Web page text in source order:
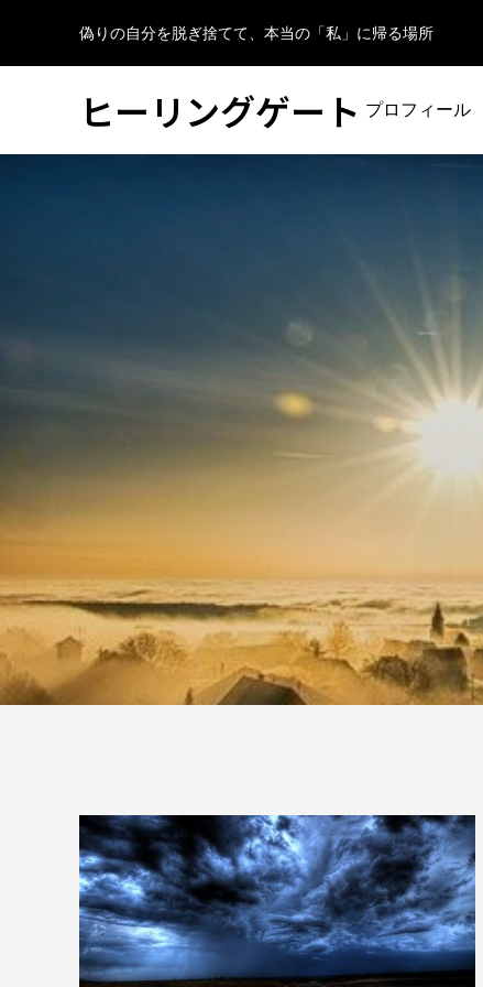
偽りの自分を脱ぎ捨てて、本当の「私」に帰る場所
ヒーリングゲート プロフィール